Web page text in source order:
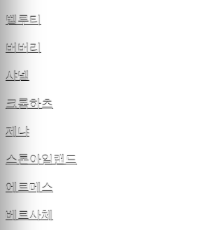
벨루티
버버리
샤넬
크롬하츠
제냐
스톤아일랜드
에르메스
베르사체